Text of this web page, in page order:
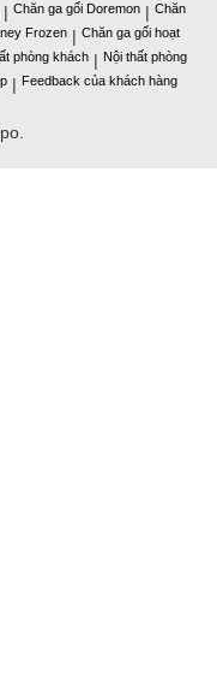
| Chăn ga gối Doremon | Chăn
Frozen | Chăn ga gối hoạt
phòng khách | Nội thất phòng
| Feedback của khách hàng